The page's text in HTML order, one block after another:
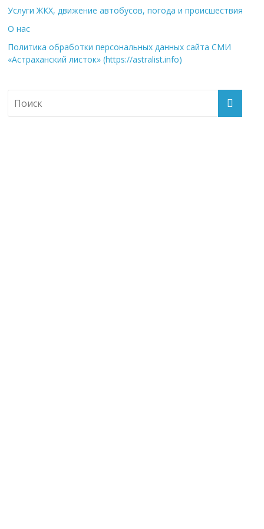
Услуги ЖКХ, движение автобусов, погода и происшествия
О нас
Политика обработки персональных данных сайта СМИ
«Астраханский листок» (https://astralist.info)